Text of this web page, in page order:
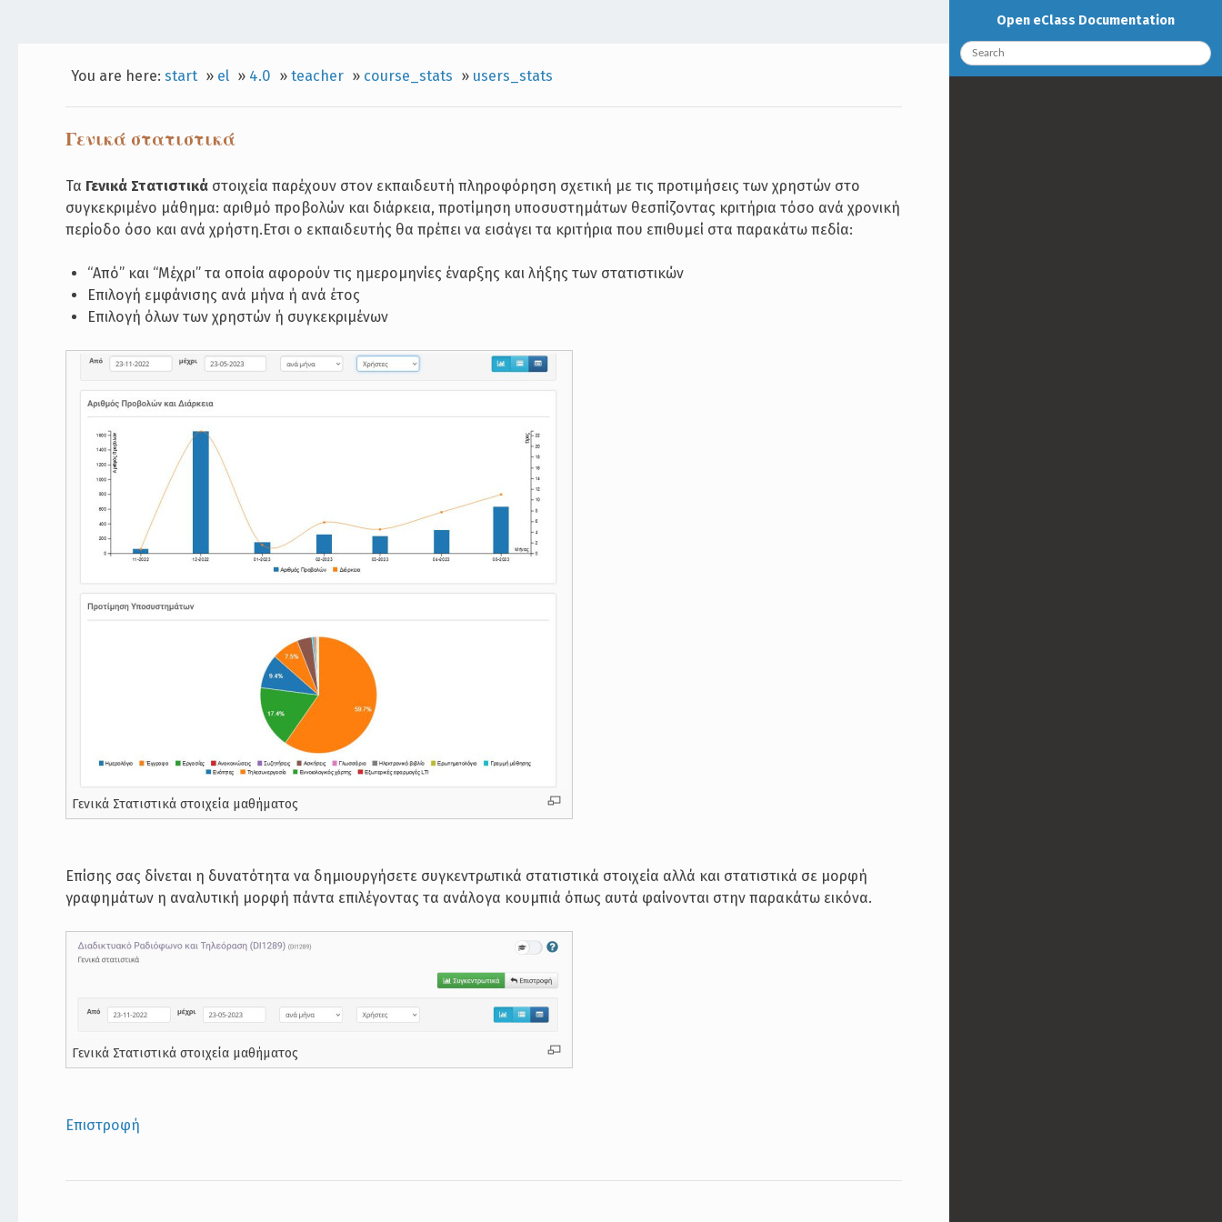
You are here: start » el » 4.0 » teacher » course_stats » users_stats
Γενικά στατιστικά
Τα Γενικά Στατιστικά στοιχεία παρέχουν στον εκπαιδευτή πληροφόρηση σχετική με τις προτιμήσεις των χρηστών στο
συγκεκριμένο μάθημα: αριθμό προβολών και διάρκεια, προτίμηση υποσυστημάτων θεσπίζοντας κριτήρια τόσο ανά χρονική
περίοδο όσο και ανά χρήστη.Ετσι ο εκπαιδευτής θα πρέπει να εισάγει τα κριτήρια που επιθυμεί στα παρακάτω πεδία:
“Από” και “Μέχρι” τα οποία αφορούν τις ημερομηνίες έναρξης και λήξης των στατιστικών
Επιλογή εμφάνισης ανά μήνα ή ανά έτος
Επιλογή όλων των χρηστών ή συγκεκριμένων
Γενικά Στατιστικά στοιχεία μαθήματος
Επίσης σας δίνεται η δυνατότητα να δημιουργήσετε συγκεντρωτικά στατιστικά στοιχεία αλλά και στατιστικά σε μορφή
γραφημάτων η αναλυτική μορφή πάντα επιλέγοντας τα ανάλογα κουμπιά όπως αυτά φαίνονται στην παρακάτω εικόνα.
Γενικά Στατιστικά στοιχεία μαθήματος
Επιστροφή
Open eClass Documentation